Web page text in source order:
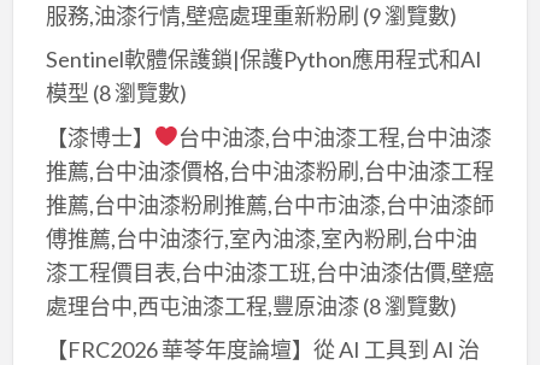
服務,油漆行情,壁癌處理重新粉刷 (9 瀏覽數)
Sentinel軟體保護鎖|保護Python應用程式和AI
模型 (8 瀏覽數)
【漆博士】
台中油漆,台中油漆工程,台中油漆
推薦,台中油漆價格,台中油漆粉刷,台中油漆工程
推薦,台中油漆粉刷推薦,台中市油漆,台中油漆師
傅推薦,台中油漆行,室內油漆,室內粉刷,台中油
漆工程價目表,台中油漆工班,台中油漆估價,壁癌
處理台中,西屯油漆工程,豐原油漆(8 瀏覽數)
【FRC2026 華苓年度論壇】從 AI 工具到 AI 治